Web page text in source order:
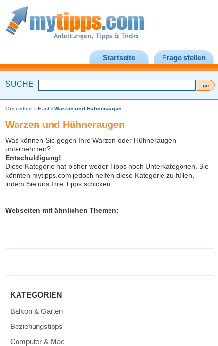
Startseite Frage stellen
SUCHE
Gesundheit » Haut » Warzen und Hühneraugen
Warzen und Hühneraugen
Was können Sie gegen Ihre Warzen oder Hühneraugen
unternehmen?
Entschuldigung!
Diese Kategorie hat bisher weder Tipps noch Unterkategorien. Sie
könnten mytipps.com jedoch helfen diese Kategorie zu füllen,
indem Sie uns Ihre Tipps schicken...
Webseiten mit ähnlichen Themen:
KATEGORIEN
Balkon & Garten
Beziehungstipps
Computer & Mac